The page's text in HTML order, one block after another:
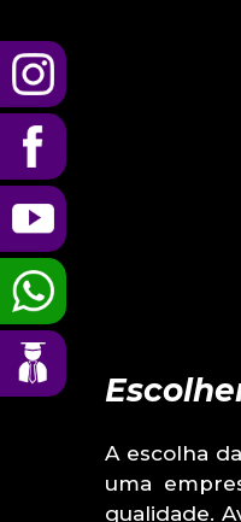
A escolha
uma
qualidade.